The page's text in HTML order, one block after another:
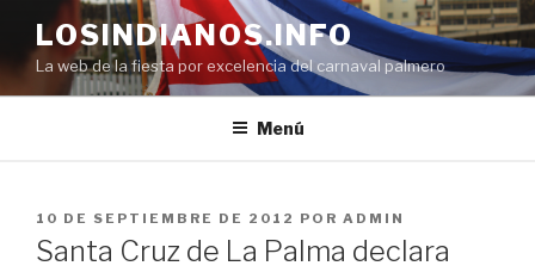
contenido
LOSINDIANOS.INFO
La web de la fiesta por excelencia del carnaval palmero
Menú
PUBLICADO
EL
10 DE SEPTIEMBRE DE 2012 POR ADMIN
Santa Cruz de La Palma declara